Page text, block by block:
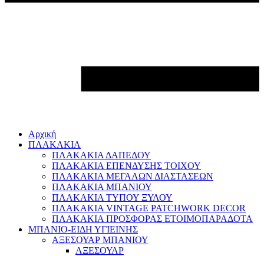
Αρχική
ΠΛΑΚΑΚΙΑ
ΠΛΑΚΑΚΙΑ ΔΑΠΕΔΟΥ
ΠΛΑΚΑΚΙΑ ΕΠΕΝΔΥΣΗΣ ΤΟΙΧΟΥ
ΠΛΑΚΑΚΙΑ ΜΕΓΑΛΩΝ ΔΙΑΣΤΑΣΕΩΝ
ΠΛΑΚΑΚΙΑ ΜΠΑΝΙΟΥ
ΠΛΑΚΑΚΙΑ ΤΥΠΟΥ ΞΥΛΟΥ
ΠΛΑΚΑΚΙΑ VINTAGE PATCHWORK DECOR
ΠΛΑΚΑΚΙΑ ΠΡΟΣΦΟΡΑΣ ΕΤΟΙΜΟΠΑΡΑΔΟΤΑ
ΜΠΑΝΙΟ-ΕΙΔΗ ΥΓΙΕΙΝΗΣ
ΑΞΕΣΟΥΑΡ ΜΠΑΝΙΟΥ
ΑΞΕΣΟΥΑΡ